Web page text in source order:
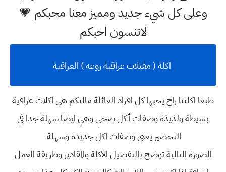
وعلى كل شيء جديد ومميز معنا محبكم 💗
لاتنسون احبكم
اكلة ( مقبلات عراقية روعه ) العراقية
طبعا اكلتنا راح يحبها كل افراد العائلة مالتكم هي اكلات عراقية
بسيطة ولذيذةوصفات أكل صحيوهي ايضا سهلة جدا في
التحضير يعنيوصفات اكل جديدة وسهلة
الصورة التالية توضح بالتفصيل الاكلة والمقادير وطريقة العمل